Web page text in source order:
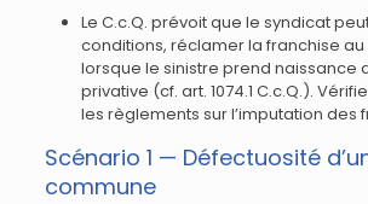
Le C.c.Q. prévoit que le syndicat
conditions, réclamer la franchise
lorsque le sinistre prend naissance
privative (cf. art. 1074.1 C.c.Q.).
les règlements sur l’imputation des
Scénario 1 — Défectuosité
commune